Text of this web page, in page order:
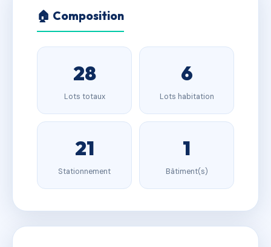
🏠 Composition
28
Lots totaux
6
Lots habitation
21
Stationnement
1
Bâtiment(s)